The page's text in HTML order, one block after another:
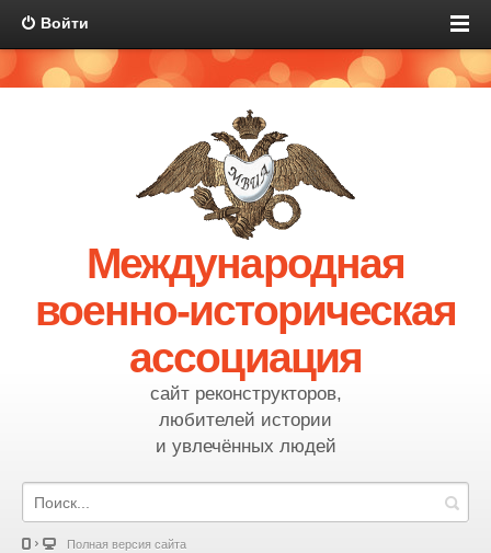
Войти
Международная
военно-историческая
ассоциация
сайт реконструкторов,
любителей истории
и увлечённых людей
Полная версия сайта